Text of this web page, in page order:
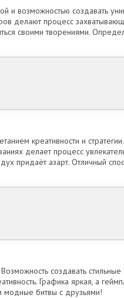
и возможностью создавать
делают процесс
своими творениями.
креативности и
делает процесс
придаёт азарт. Отличный
создавать
Графика яркая, а
модные битвы с друзьями!